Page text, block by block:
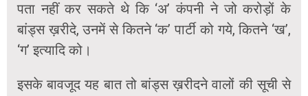
पता नहीं कर सकते थे कि ‘अ’ कंपनी ने जो करोड़ों के
बांड्स ख़रीदे, उनमें से कितने ‘क’ पार्टी को गये, कितने ‘ख’,
‘ग’ इत्यादि को।
इसके बावजूद यह बात तो बांड्स ख़रीदने वालों की सूची से